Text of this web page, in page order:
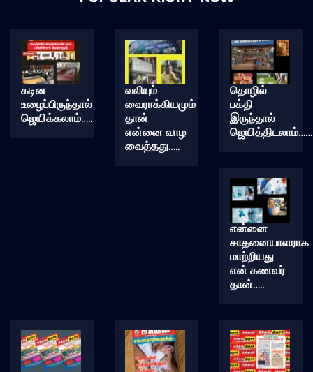
கடின
உழைப்பிருந்தால்
ஜெயிக்கலாம்…..
வலியும்
வைராக்கியமும்
தான்
என்னை வாழ
வைத்தது…..
தொழில்
பக்தி
இருந்தால்
என்னை
சாதனையாளராக
மாற்றியது
என் கணவர்
தான்…..